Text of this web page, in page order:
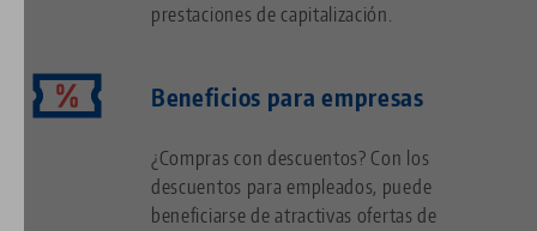
prestaciones de capitalización.
Beneficios para empresas
¿Compras con descuentos? Con los
descuentos para empleados, puede
beneficiarse de atractivas ofertas de